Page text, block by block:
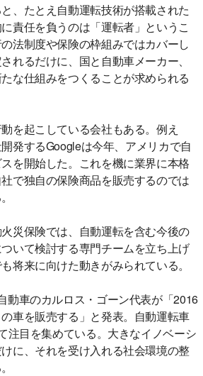
、たとえ自動運転技術が搭載された
責任を負うのは「運転者」というこ
法制度や保険の枠組みではカバーし
れるだけに、国と自動車メーカー、
な仕組みをつくることが求められる
を起こしている会社もある。例え
発するGoogleは今年、アメリカで自
を開始した。これを機に業界に本格
で独自の保険商品を販売するのでは
災保険では、自動運転を含む今後の
いて検討する専門チームを立ち上げ
将来に向けた動きがみられている。
動車のカルロス・ゴーン代表が「2016
車を販売する」と発表。自動運転車
注目を集めている。大きなイノベーシ
に、それを受け入れる社会環境の整